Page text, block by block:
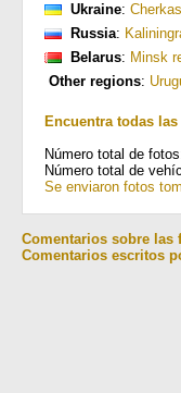
Ukraine:
Russia:
Belarus: Minsk
Other regions:
Encuentra todas
Número total de
Número total de
Se enviaron fotos
Comentarios sobre las
Comentarios escritos